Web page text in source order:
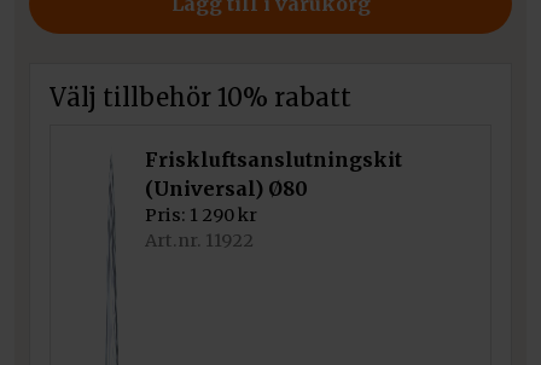
900 kr.
25
Välj tillbehör 10% rabatt
Friskluftsanslutningskit
(Universal) Ø80
Pris: 1 290kr
Art.nr. 11922